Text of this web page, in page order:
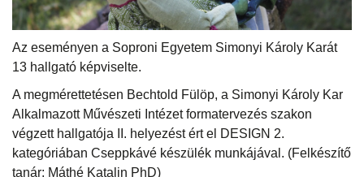
Az eseményen a Soproni Egyetem Simonyi Károly Karát
13 hallgató képviselte.
A megmérettetésen Bechtold Fülöp, a Simonyi Károly Kar
Alkalmazott Művészeti Intézet formatervezés szakon
végzett hallgatója II. helyezést ért el DESIGN 2.
kategóriában Cseppkávé készülék munkájával. (Felkészítő
tanár: Máthé Katalin PhD)